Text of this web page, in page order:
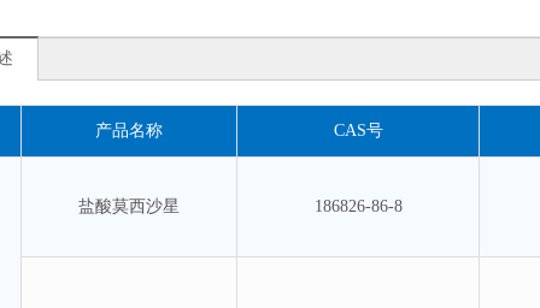
产品名称 CAS号
盐酸莫西沙星 186826-86-8